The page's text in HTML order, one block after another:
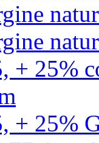
+ 25%
+ 25%